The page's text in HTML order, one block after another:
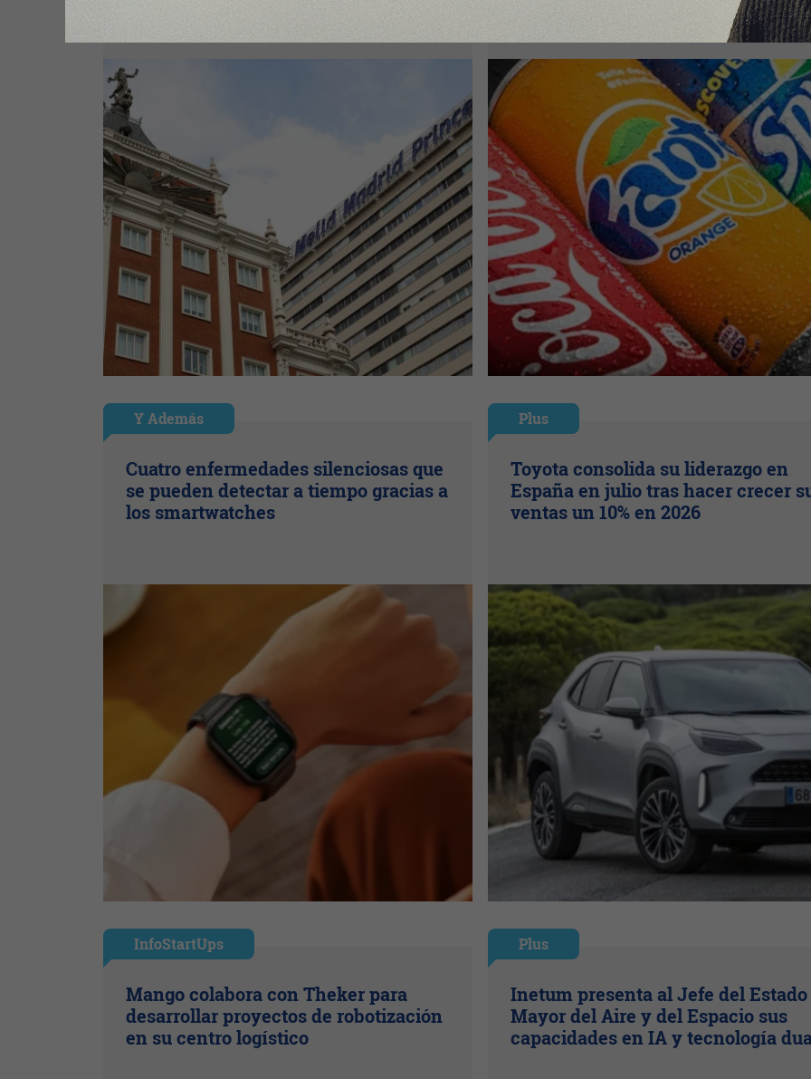
Y Además
Cuatro enfermedades silenciosas que
se pueden detectar a tiempo gracias a
los smartwatches
Plus
Toyota consolida su liderazgo en
España en julio tras hacer crecer
ventas un 10% en 2026
InfoStartUps
Mango colabora con Theker para
desarrollar proyectos de robotización
en su centro logístico
Plus
Inetum presenta al Jefe del Estado
Mayor del Aire y del Espacio sus
capacidades en IA y tecnología